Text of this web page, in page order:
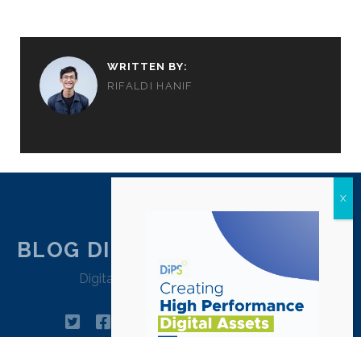
WRITTEN BY:
RIFALDI HANIF
BLOG DIPSTRATEGY JAKARTA
Digital Agency Jakarta – Indonesia
twitterfacebookinstagram
linkedin
tiktokpinterest
youtube